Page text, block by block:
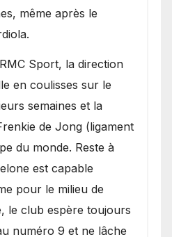
même après le
Sport, la direction
en coulisses sur le
semaines et la
de Jong (ligament
du monde. Reste à
est capable
pour le milieu de
le club espère toujours
numéro 9 et ne lâche